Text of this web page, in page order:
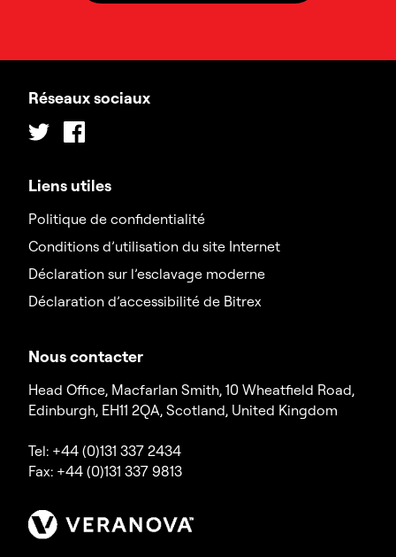
Nous contacter
Head Office, Macfarlan Smith, 10 Wheatfield Road,
Edinburgh, EH11 2QA, Scotland, United Kingdom
Tel: +44 (0)131 337 2434
Fax: +44 (0)131 337 9813
Liens utiles
Politique de confidentialité
Conditions d’utilisation du site Internet
Déclaration sur l’esclavage moderne
Déclaration d’accessibilité de Bitrex
Réseaux sociaux
Twitter Facebook